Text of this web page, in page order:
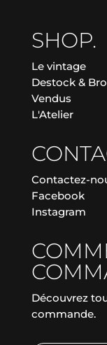
SHOP.
Le vintage
Destock &
Vendus
L'Atelier
Contactez-
Facebook
Instagram
Découvrez
commande.